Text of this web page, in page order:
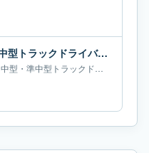
仁和運輸株式会社の中型・準中型トラックドライバー求人｜滋賀県野洲市｜月給50万-60万円
中型・準中型トラックドライバー